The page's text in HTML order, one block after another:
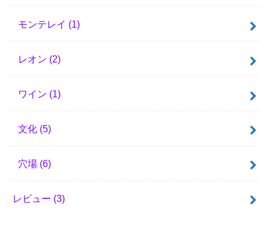
モンテレイ (1)
レオン (2)
ワイン (1)
文化 (5)
穴場 (6)
レビュー (3)